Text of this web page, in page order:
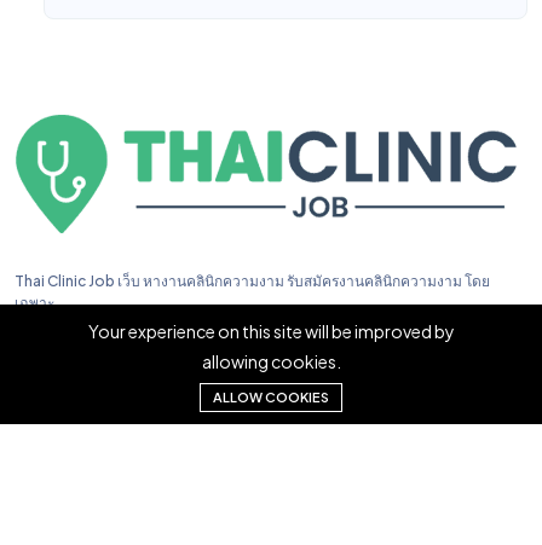
Thai Clinic Job เว็บ หางานคลินิกความงาม รับสมัครงานคลินิกความงาม โดย
เฉพาะ
Your experience on this site will be improved by
allowing cookies.
ALLOW COOKIES